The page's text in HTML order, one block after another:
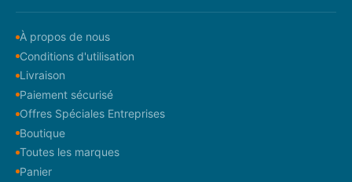
À propos de nous
Conditions d'utilisation
Livraison
Paiement sécurisé
Offres Spéciales Entreprises
Boutique
Toutes les marques
Panier